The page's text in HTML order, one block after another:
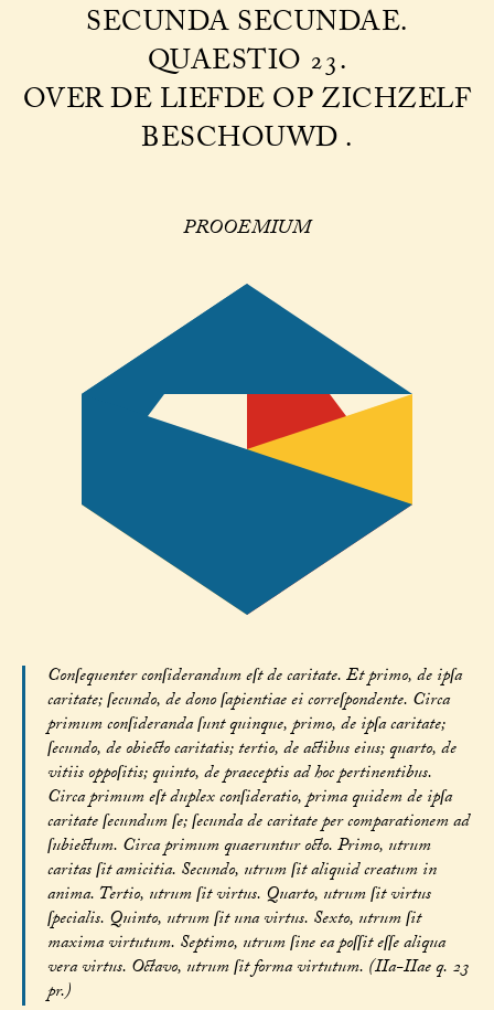
SECUNDA SECUNDAE.
QUAESTIO 23.
OVER DE LIEFDE OP ZICHZELF
BESCHOUWD .
PROOEMIUM
Conſequenter conſiderandum eſt de caritate. Et primo, de ipſa
caritate; ſecundo, de dono ſapientiae ei correſpondente. Circa
primum conſideranda ſunt quinque, primo, de ipſa caritate;
ſecundo, de obiecto caritatis; tertio, de actibus eius; quarto, de
vitiis oppoſitis; quinto, de praeceptis ad hoc pertinentibus.
Circa primum eſt duplex conſideratio, prima quidem de ipſa
caritate ſecundum ſe; ſecunda de caritate per comparationem ad
ſubiectum. Circa primum quaeruntur octo. Primo, utrum
caritas ſit amicitia. Secundo, utrum ſit aliquid creatum in
anima. Tertio, utrum ſit virtus. Quarto, utrum ſit virtus
ſpecialis. Quinto, utrum ſit una virtus. Sexto, utrum ſit
maxima virtutum. Septimo, utrum ſine ea poſſit eſſe aliqua
vera virtus. Octavo, utrum ſit forma virtutum. (IIa-IIae q. 23
pr.)